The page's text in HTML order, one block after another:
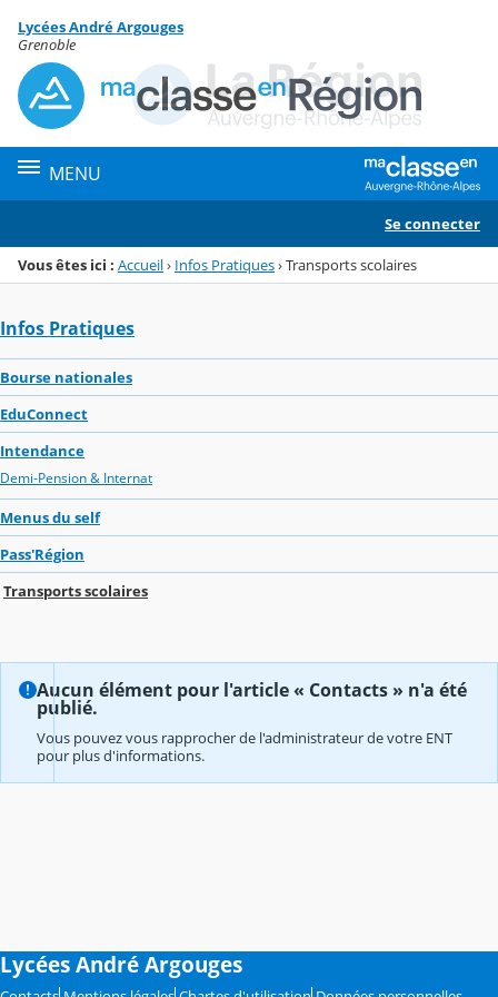
Menu de la rubrique
Contenu
Lycées André Argouges
Grenoble
MENU
Se connecter
Vous êtes ici : Accueil› Infos Pratiques›Transports scolaires
Infos Pratiques
Bourse nationales
EduConnect
Intendance
Demi-Pension & Internat
Menus du self
Pass'Région
Transports scolaires
Aucun élément pour l'article « Contacts » n'a été
publié.
Vous pouvez vous rapprocher de l'administrateur de votre ENT
pour plus d'informations.
Lycées André Argouges